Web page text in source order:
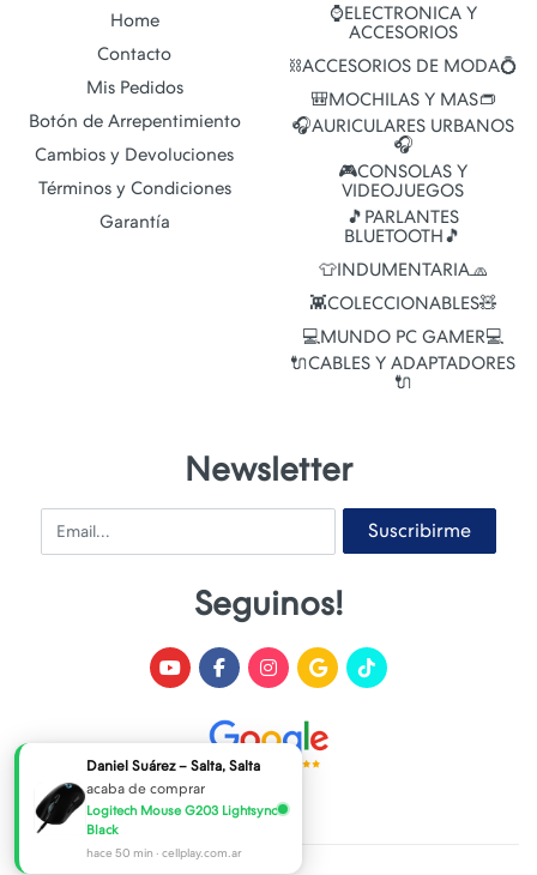
Home
Contacto
Mis Pedidos
Botón de Arrepentimiento
Cambios y Devoluciones
Términos y Condiciones
Garantía
⌚ELECTRONICA Y
ACCESORIOS
⛓️ACCESORIOS DE MODA💍
🎒MOCHILAS Y MAS👝
🎧AURICULARES URBANOS
🎧
🎮CONSOLAS Y
VIDEOJUEGOS
🎵PARLANTES
BLUETOOTH🎵
👕INDUMENTARIA🧢
👾COLECCIONABLES🧸
💻MUNDO PC GAMER💻
🔌CABLES Y ADAPTADORES
🔌
Newsletter
Email Suscribirme
Seguinos!
Daniel Suárez – Salta, Salta
acaba de comprar
Logitech Mouse G203 Lightsync
Black
hace 50 min · cellplay.com.ar